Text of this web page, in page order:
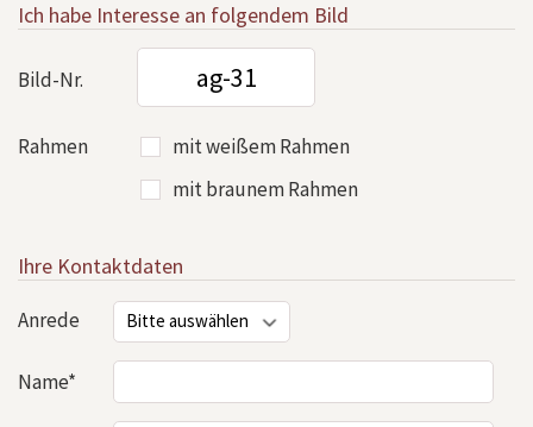
Ich habe Interesse an folgendem Bild
Bild-Nr.
Rahmen
mit weißem Rahmen
mit braunem Rahmen
Ihre Kontaktdaten
Anrede
Name*